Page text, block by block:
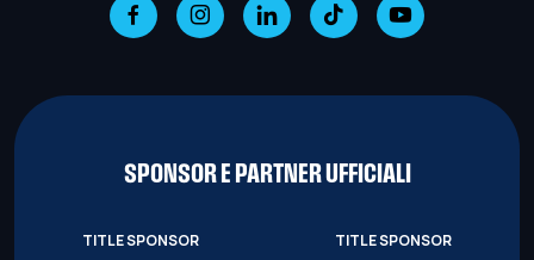
SPONSOR E PARTNER UFFICIALI
TITLE SPONSOR TITLE SPONSOR